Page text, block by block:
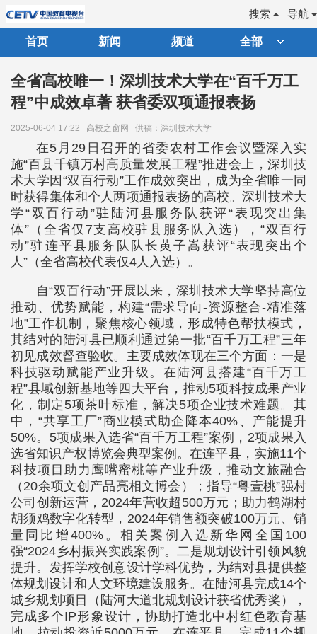
导航
搜索
首页 新闻 频道 全部
全省高校唯一！深圳技术大学在“百千万工
程”中成效卓著 获省委双项通报表扬
2025-06-04 17:22 高校之窗网 供稿：深圳技术大学
在5月29日召开的省委农村工作会议暨深入实
施“百县千镇万村高质量发展工程”推进会上，深圳技
术大学因“双百行动”工作成效突出，成为全省唯一同
时获得集体和个人两项通报表扬的高校。深圳技术大
学“双百行动”驻陆河县服务队获评“表现突出集
体”（全省仅7支高校驻县服务队入选），“双百行
动”驻连平县服务队队长黄子嵩获评“表现突出个
人”（全省高校代表仅4人入选）。
自“双百行动”开展以来，深圳技术大学坚持高位
推动、优势赋能，构建“需求导向-资源整合-精准落
地”工作机制，聚焦核心领域，形成特色帮扶模式，
其结对的陆河县已顺利通过第一批“百千万工程”三年
初见成效督查验收。主要成效体现在三个方面：一是
科技驱动赋能产业升级。在陆河县搭建“百千万工
程”县域创新基地等四大平台，推动5项科技成果产业
化，制定5项茶叶标准，解决5项企业技术难题。其
中，“共享工厂”商业模式助企降本40%、产能提升
50%。5项成果入选省“百千万工程”案例，2项成果入
选省知识产权博览会典型案例。在连平县，实施11个
科技项目助力鹰嘴蜜桃等产业升级，推动文旅融合
（20余项文创产品亮相文博会）；指导“粤壹桃”强村
公司创新运营，2024年营收超500万元；助力鹤湖村
胡须鸡数字化转型，2024年销售额突破100万元、销
量同比增400%。相关案例入选新华网全国100
强“2024乡村振兴实践案例”。二是规划设计引领风貌
提升。发挥学校创意设计学科优势，为结对县提供整
体规划设计和人文环境建设服务。在陆河县完成14个
城乡规划项目（陆河大道北规划设计获省优秀奖），
完成多个IP形象设计，协助打造北中村红色教育基